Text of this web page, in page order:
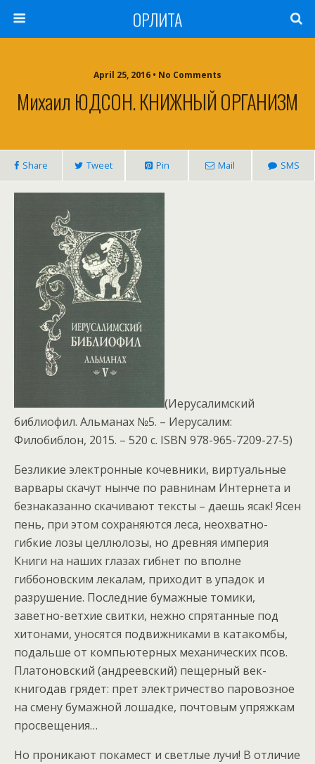
ОРЛИТА
April 25, 2016 • No Comments
Михаил ЮДСОН. КНИЖНЫЙ ОРГАНИЗМ
Share Tweet Pin Mail SMS
(Иерусалимский
библиофил. Альманах №5. – Иерусалим:
Филобиблон, 2015. – 520 с. ISBN 978-965-7209-27-5)
Безликие электронные кочевники, виртуальные
варвары скачут нынче по равнинам Интернета и
безнаказанно скачивают тексты – даешь ясак! Ясен
пень, при этом сохраняются леса, неохватно-
гибкие лозы целлюлозы, но древняя империя
Книги на наших глазах гибнет по вполне
гиббоновским лекалам, приходит в упадок и
разрушение. Последние бумажные томики,
заветно-ветхие свитки, нежно спрятанные под
хитонами, уносятся подвижниками в катакомбы,
подальше от компьютерных механических псов.
Платоновский (андреевский) пещерный век-
книгодав грядет: прет электричество паровозное
на смену бумажной лошадке, почтовым упряжкам
просвещения…
Но проникают покамест и светлые лучи! В отличие